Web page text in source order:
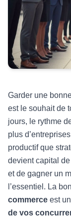
Garder une
est le souhait de
jours, le rythme
plus
productif que
devient capital
et de gagner un
l’essentiel. La
commerce est
de vos